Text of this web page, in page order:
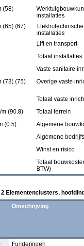
(58)
installaties
(65) (67)
Elektrotechnische
installaties
Lift en transport
Totaal installaties
Vaste sanitaire
(73) (75)
Overige vaste
Totaal vaste
m (90.8) Totaal terrein
(0.5) Algemene
Algemene
Winst en risico
Totaal
BTW)
Elementenclusters,
Omschrijving
Funderingen